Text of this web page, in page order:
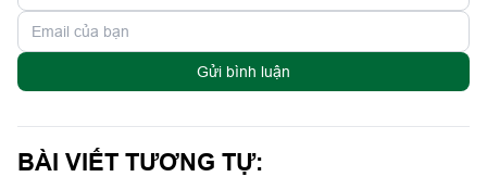
Gửi bình luận
BÀI VIẾT TƯƠNG TỰ: